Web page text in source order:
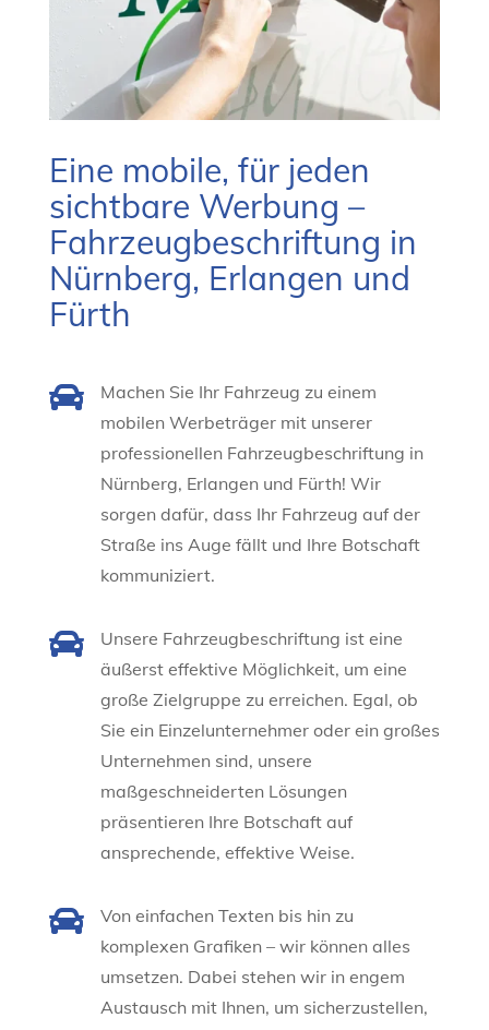
Eine mobile, für jeden
sichtbare Werbung –
Fahrzeugbeschriftung in
Nürnberg, Erlangen und
Fürth

Machen Sie Ihr Fahrzeug zu einem
mobilen Werbeträger mit unserer
professionellen Fahrzeugbeschriftung in
Nürnberg, Erlangen und Fürth! Wir
sorgen dafür, dass Ihr Fahrzeug auf der
Straße ins Auge fällt und Ihre Botschaft
kommuniziert.

Unsere Fahrzeugbeschriftung ist eine
äußerst effektive Möglichkeit, um eine
große Zielgruppe zu erreichen. Egal, ob
Sie ein Einzelunternehmer oder ein großes
Unternehmen sind, unsere
maßgeschneiderten Lösungen
präsentieren Ihre Botschaft auf
ansprechende, effektive Weise.

Von einfachen Texten bis hin zu
komplexen Grafiken – wir können alles
umsetzen. Dabei stehen wir in engem
Austausch mit Ihnen, um sicherzustellen,